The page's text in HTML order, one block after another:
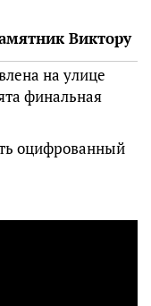
Виктору
на улице
финальная
оцифрованный